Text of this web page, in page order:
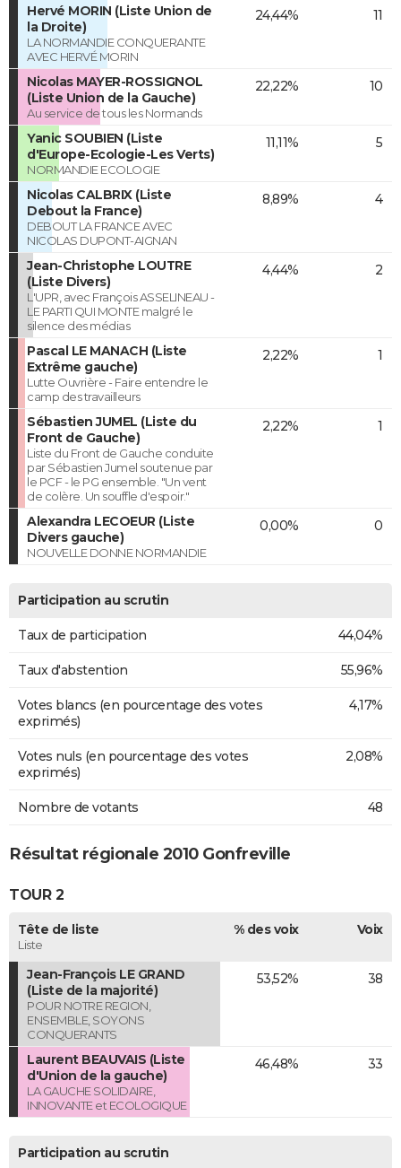
Hervé MORIN (Liste Union de
la Droite)
LA NORMANDIE CONQUERANTE
AVEC HERVÉ MORIN
24,44% 11
Nicolas MAYER-ROSSIGNOL
(Liste Union de la Gauche)
Au service de tous les Normands
22,22% 10
Yanic SOUBIEN (Liste
d'Europe-Ecologie-Les Verts)
NORMANDIE ECOLOGIE
11,11% 5
Nicolas CALBRIX (Liste
Debout la France)
DEBOUT LA FRANCE AVEC
NICOLAS DUPONT-AIGNAN
8,89% 4
Jean-Christophe LOUTRE
(Liste Divers)
L'UPR, avec François ASSELINEAU -
LE PARTI QUI MONTE malgré le
silence des médias
4,44% 2
Pascal LE MANACH (Liste
Extrême gauche)
Lutte Ouvrière - Faire entendre le
camp des travailleurs
2,22% 1
Sébastien JUMEL (Liste du
Front de Gauche)
Liste du Front de Gauche conduite
par Sébastien Jumel soutenue par
le PCF - le PG ensemble. "Un vent
de colère. Un souffle d'espoir."
2,22% 1
Alexandra LECOEUR (Liste
Divers gauche)
NOUVELLE DONNE NORMANDIE
0,00% 0
Participation au scrutin
Taux de participation 44,04%
Taux d'abstention 55,96%
Votes blancs (en pourcentage des votes
exprimés)
4,17%
Votes nuls (en pourcentage des votes
exprimés)
2,08%
Nombre de votants 48
Résultat régionale 2010 Gonfreville
TOUR 2
Tête de liste
Liste
% des voix Voix
Jean-François LE GRAND
(Liste de la majorité)
POUR NOTRE REGION,
ENSEMBLE, SOYONS
CONQUERANTS
53,52% 38
Laurent BEAUVAIS (Liste
d'Union de la gauche)
LA GAUCHE SOLIDAIRE,
INNOVANTE et ECOLOGIQUE
46,48% 33
Participation au scrutin